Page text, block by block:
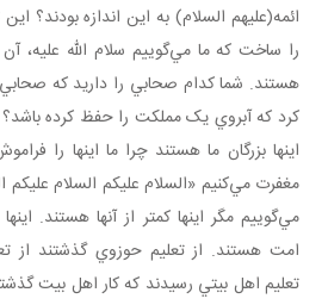
ائمه(عليهم السلام) به اين اندازه بودند؟
را ساخت که ما مي‌گوييم سلام الله عليه،
هستند. شما کدام صحابي را داريد که
کرد که آبروي يک مملکت را حفظ کرده باشد؟
اينها بزرگان ما هستند چرا ما اينها را
مغفرت مي‌کنيم «السلام عليکم السلام عليکم
مي‌گوييم مگر اينها کمتر از آنها هستند.
امت هستند. از تعليم حوزوي گذشتند از
تعليم اهل بيتي رسيدند که کار اهل بيت